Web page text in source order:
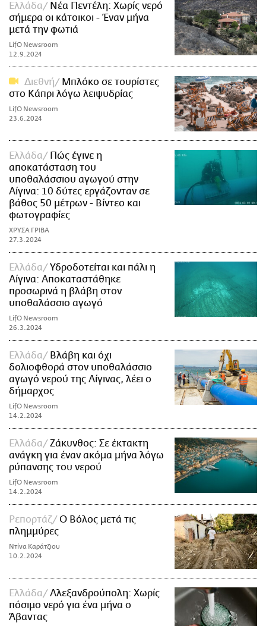
Ελλάδα
Νέα Πεντέλη: Χωρίς νερό
σήμερα οι κάτοικοι - Έναν μήνα
μετά την φωτιά
LifO Newsroom
12.9.2024
Διεθνή
Μπλόκο σε τουρίστες
στο Κάπρι λόγω λειψυδρίας
LifO Newsroom
23.6.2024
Ελλάδα
Πώς έγινε η
αποκατάσταση του
υποθαλάσσιου αγωγού στην
Αίγινα: 10 δύτες εργάζονταν σε
βάθος 50 μέτρων - Βίντεο και
φωτογραφίες
ΧΡΥΣΑ ΓΡΙΒΑ
27.3.2024
Ελλάδα
Υδροδοτείται και πάλι η
Αίγινα: Αποκαταστάθηκε
προσωρινά η βλάβη στον
υποθαλάσσιο αγωγό
LifO Newsroom
26.3.2024
Ελλάδα
Βλάβη και όχι
δολιοφθορά στον υποθαλάσσιο
αγωγό νερού της Αίγινας, λέει ο
δήμαρχος
LifO Newsroom
14.2.2024
Ελλάδα
Ζάκυνθος: Σε έκτακτη
ανάγκη για έναν ακόμα μήνα λόγω
ρύπανσης του νερού
LifO Newsroom
14.2.2024
Ρεπορτάζ
O Βόλος μετά τις
πλημμύρες
Ντίνα Καράτζιου
10.2.2024
Ελλάδα
Αλεξανδρούπολη: Χωρίς
πόσιμο νερό για ένα μήνα ο
Άβαντας